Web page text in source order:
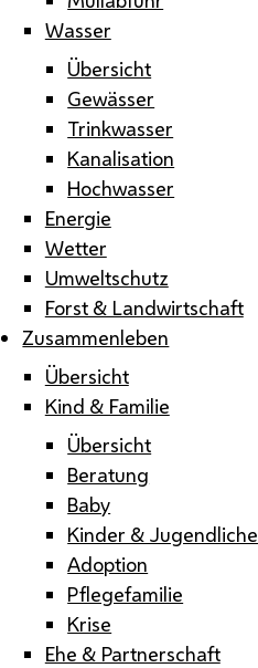
Wasser
Übersicht
Gewässer
Trinkwasser
Kanalisation
Hochwasser
Energie
Wetter
Umweltschutz
Forst & Landwirtschaft
Zusammenleben
Übersicht
Kind & Familie
Übersicht
Beratung
Baby
Kinder & Jugendliche
Adoption
Pflegefamilie
Krise
Ehe & Partnerschaft